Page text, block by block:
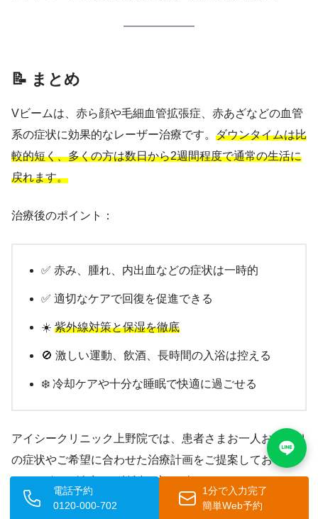
📝 まとめ
Vビームは、赤ら顔や毛細血管拡張症、赤あざなどの血管
系の症状に効果的なレーザー治療です。 ダウンタイムは比
較的短く、多くの方は数日から2週間程度で通常の生活に
戻れます。
治療後のポイント：
✅ 赤み、腫れ、内出血などの症状は一時的
✅ 適切なケアで回復を促進できる
☀️ 紫外線対策と保湿を徹底
🚫 激しい運動、飲酒、長時間の入浴は控える
❄️ 冷却ケアや十分な睡眠で快適に過ごせる
アイシークリニック上野院では、患者さまお一人おひとり
の症状やご希望に合わせた治療計画をご提案しておりま
す。
Vビーム治療をご検討の方、ダウンタイムについてご
不安がある方は、ぜひお気軽にご相談ください。
電話予約
0120-000-702
1分で入力完了
簡単Web予約